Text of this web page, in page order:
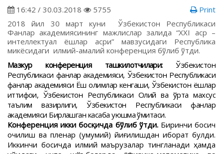
16:42 / 30.03.2018 5755
Print
2018 йил 30 март куни Ўзбекистон Республикаси
Фанлар академиясининг мажлислар залида “XXI аср –
интеллектуал ёшлар асри” мавзусидаги Республика
микёсидаги илмий-амалий конференция бўлиб ўтди.
Мазкур конференция ташкилотчилари:Ўзбекистон
Республикаси фанлар академияси, Ўзбекистон Республикаси
фанлар академияси Ёш олимлар кенгаши, Ўзбекистон ёшлар
иттифоқи, Ўзбекистон Республикаси Олий ва ўрта махсус
таълим вазирлиги, Ўзбекистон Республикаси фанлар
академияси Бирлашган касаба уюшма қўмитаси.
Конференция икки босқичда бўлиб ўтди.Биринчи босқич
очилиш ва пленар (умумий) йиғилишдан иборат булди.
Иккинчи босқичда илмий маърузалар тингланади ҳамда